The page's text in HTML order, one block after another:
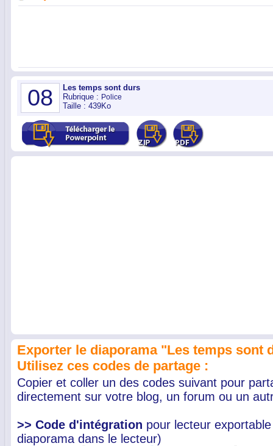
08
Les temps sont durs
Rubrique : Police
Taille : 439Ko
Exporter le diaporama "Les temps sont
Utilisez ces codes de partage :
Copier et coller un des codes suivant pour
directement sur votre blog, un forum ou un
>> Code d'intégration pour lecteur
diaporama dans le lecteur)